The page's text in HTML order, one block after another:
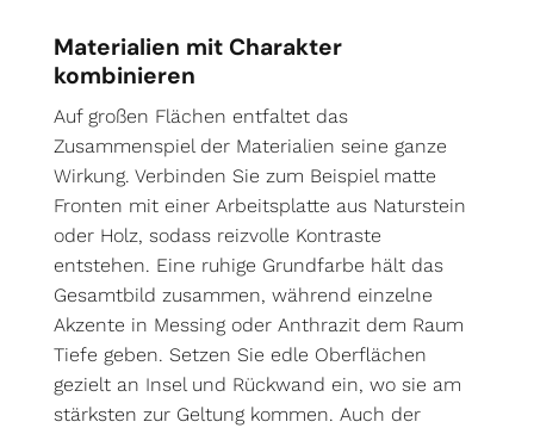
Materialien mit Charakter
kombinieren
Auf großen Flächen entfaltet das
Zusammenspiel der Materialien seine ganze
Wirkung. Verbinden Sie zum Beispiel matte
Fronten mit einer Arbeitsplatte aus Naturstein
oder Holz, sodass reizvolle Kontraste
entstehen. Eine ruhige Grundfarbe hält das
Gesamtbild zusammen, während einzelne
Akzente in Messing oder Anthrazit dem Raum
Tiefe geben. Setzen Sie edle Oberflächen
gezielt an Insel und Rückwand ein, wo sie am
stärksten zur Geltung kommen. Auch der